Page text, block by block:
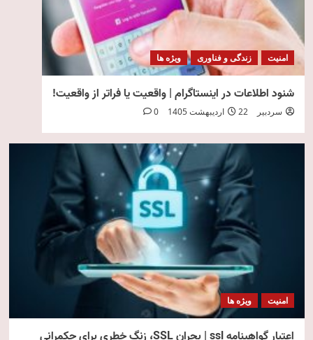
امنیت زندگی و فناوری ویژه ها
شنود اطلاعات در اینستاگرام | واقعیت یا فراتر از واقعیت!
سردبیر 22 اردیبهشت 1405 0
امنیت ویژه ها